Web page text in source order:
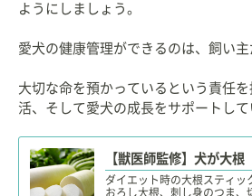
ようにしましょう。
愛犬の健康管理ができるのは、飼い主
大切な命を預かっているという責任
活、そして愛犬の成長をサポートして
ダイエット時の大根スティッ
おろし大根、刺し身のつま、